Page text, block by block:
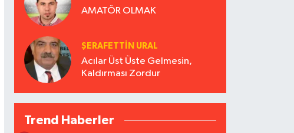
AMATÖR OLMAK
ŞERAFETTIN URAL
Acılar Üst Üste Gelmesin,
Kaldırması Zordur
Trend Haberler